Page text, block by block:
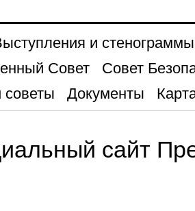
и стенограммы
Совет
Совет
советы
Документы
сайт